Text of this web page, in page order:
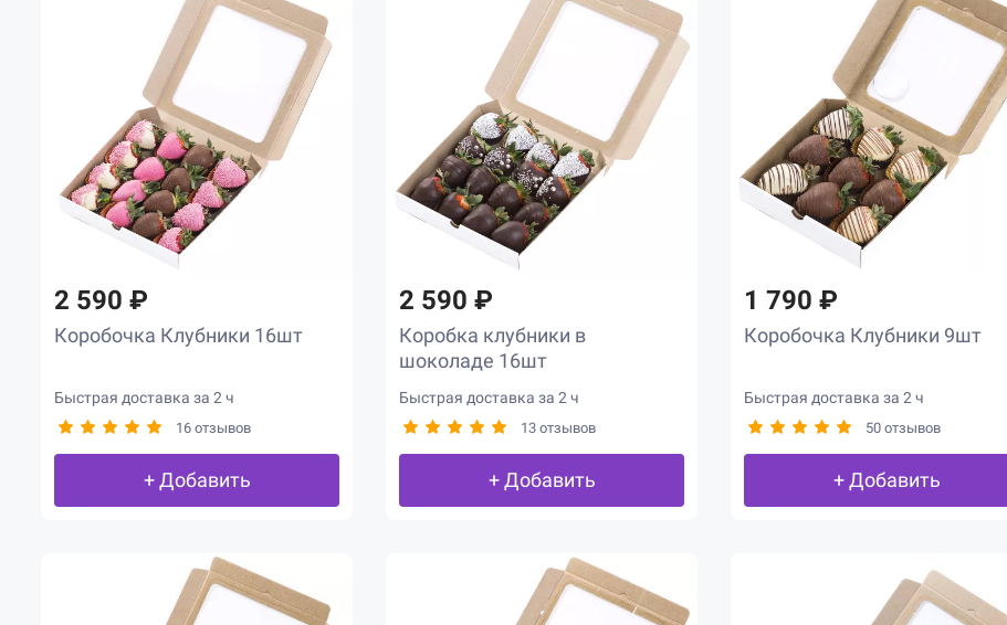
2 590 ₽
Коробочка Клубники 16шт
Быстрая доставка за 2 ч
16 отзывов
+ Добавить
2 590 ₽
Коробка клубники в
шоколаде 16шт
Быстрая доставка за 2 ч
13 отзывов
+ Добавить
1 790 ₽
Коробочка Клубники 9шт
Быстрая доставка за 2 ч
50 отзывов
+ Добавить